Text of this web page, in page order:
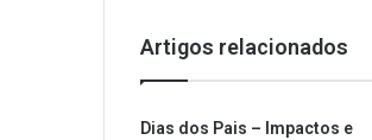
Artigos relacionados
Dias dos Pais – Impactos e